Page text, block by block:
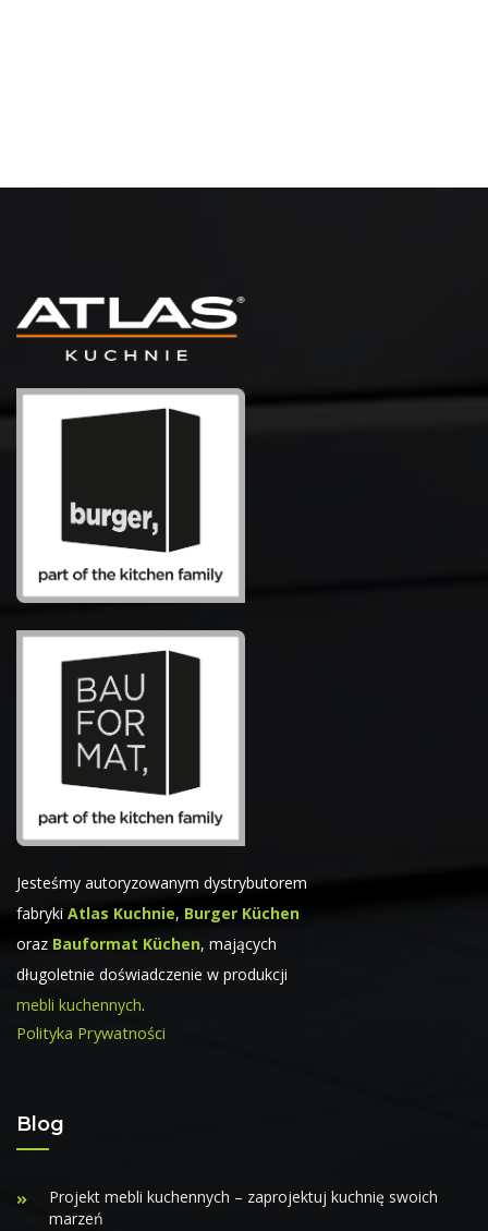
Jesteśmy autoryzowanym dystrybutorem
fabryki Atlas Kuchnie, Burger Küchen
oraz Bauformat Küchen, mających
długoletnie doświadczenie w produkcji
mebli kuchennych.
Polityka Prywatności
Blog
Projekt mebli kuchennych – zaprojektuj kuchnię swoich
marzeń